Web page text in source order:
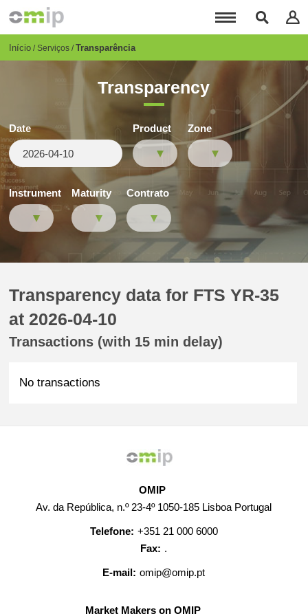
para
conteúdo
Breadcrumb
Início Serviços Transparência
Transparency
Date Product Zone
Instrument Maturity Contrato
Transparency data for FTS YR-35
at 2026-04-10
Transactions (with 15 min delay)
No transactions
OMIP
Av. da República, n.º 23-4º 1050-185 Lisboa Portugal
Telefone: +351 21 000 6000
Fax: .
E-mail: omip@omip.pt
Market Makers on OMIP